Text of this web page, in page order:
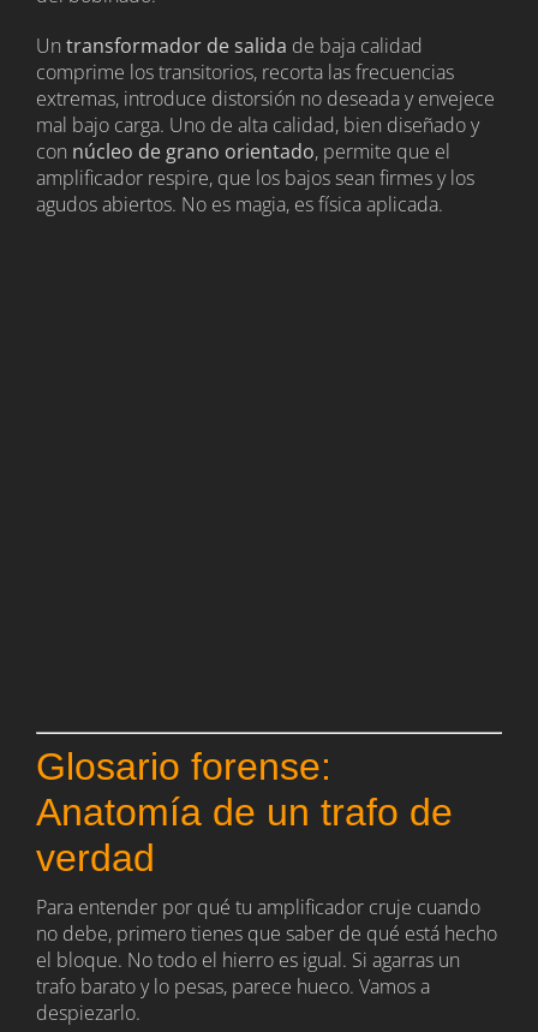
Un transformador de salida de baja calidad
comprime los transitorios, recorta las frecuencias
extremas, introduce distorsión no deseada y envejece
mal bajo carga. Uno de alta calidad, bien diseñado y
con núcleo de grano orientado, permite que el
amplificador respire, que los bajos sean firmes y los
agudos abiertos. No es magia, es física aplicada.
Glosario forense:
Anatomía de un trafo de
verdad
Para entender por qué tu amplificador cruje cuando
no debe, primero tienes que saber de qué está hecho
el bloque. No todo el hierro es igual. Si agarras un
trafo barato y lo pesas, parece hueco. Vamos a
despiezarlo.